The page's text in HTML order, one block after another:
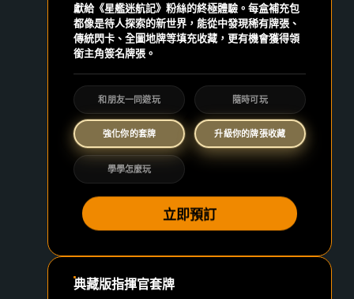
獻給《星艦迷航記》粉絲的終極體驗。每盒補充包
都像是待人探索的新世界，能從中發現稀有牌張、
傳統閃卡、全圖地牌等填充收藏，更有機會獲得領
銜主角簽名牌張。
和朋友一同遊玩 隨時可玩
強化你的套牌 升級你的牌張收藏
學學怎麼玩
立即預訂
典藏版指揮官套牌